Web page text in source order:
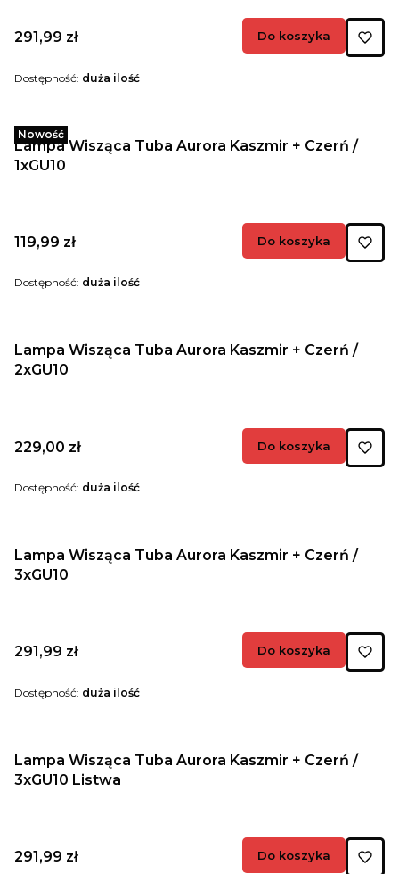
Cena
291,99 zł Do koszyka
Dostępność: duża ilość
Nowość
Lampa Wisząca Tuba Aurora Kaszmir + Czerń /
1xGU10
Cena
119,99 zł Do koszyka
Dostępność: duża ilość
Lampa Wisząca Tuba Aurora Kaszmir + Czerń /
2xGU10
Cena
229,00 zł Do koszyka
Dostępność: duża ilość
Lampa Wisząca Tuba Aurora Kaszmir + Czerń /
3xGU10
Cena
291,99 zł Do koszyka
Dostępność: duża ilość
Lampa Wisząca Tuba Aurora Kaszmir + Czerń /
3xGU10 Listwa
Cena
291,99 zł Do koszyka